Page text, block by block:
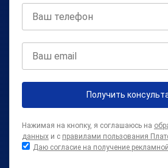
Получить
Нажимая на кнопку, я соглашаюсь на
данных и с правилами пользования
Даю согласие на получение